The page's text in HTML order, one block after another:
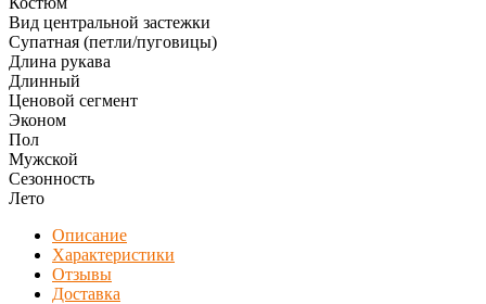
Вид центральной застежки
Супатная (петли/пуговицы)
Длина рукава
Длинный
Ценовой сегмент
Эконом
Пол
Мужской
Сезонность
Лето
Описание
Характеристики
Отзывы
Доставка